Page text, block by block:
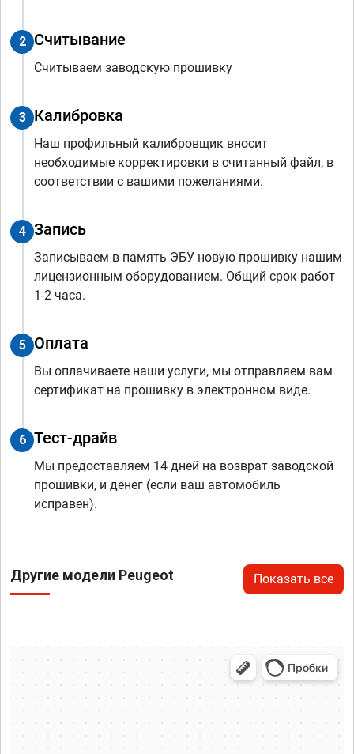
2 Считывание
Считываем заводскую прошивку
3 Калибровка
Наш профильный калибровщик вносит
необходимые корректировки в считанный файл, в
соответствии с вашими пожеланиями.
4 Запись
Записываем в память ЭБУ новую прошивку нашим
лицензионным оборудованием. Общий срок работ
1-2 часа.
5 Оплата
Вы оплачиваете наши услуги, мы отправляем вам
сертификат на прошивку в электронном виде.
6 Тест-драйв
Мы предоставляем 14 дней на возврат заводской
прошивки, и денег (если ваш автомобиль
исправен).
Другие модели Peugeot Показать все